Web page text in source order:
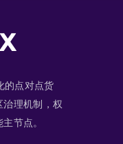
的点对点货
治理机制，权
节点。